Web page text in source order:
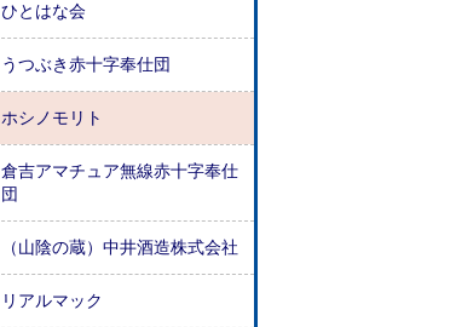
ひとはな会
うつぶき赤十字奉仕団
ホシノモリト
倉吉アマチュア無線赤十字奉仕
団
（山陰の蔵）中井酒造株式会社
リアルマック